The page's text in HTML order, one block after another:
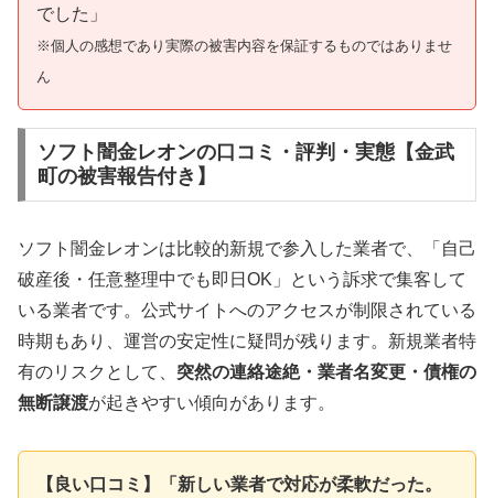
でした」
※個人の感想であり実際の被害内容を保証するものではありませ
ん
ソフト闇金レオンの口コミ・評判・実態【金武
町の被害報告付き】
ソフト闇金レオンは比較的新規で参入した業者で、「自己
破産後・任意整理中でも即日OK」という訴求で集客して
いる業者です。公式サイトへのアクセスが制限されている
時期もあり、運営の安定性に疑問が残ります。新規業者特
有のリスクとして、 突然の連絡途絶・業者名変更・債権の
無断譲渡が起きやすい傾向があります。
【良い口コミ】「新しい業者で対応が柔軟だった。